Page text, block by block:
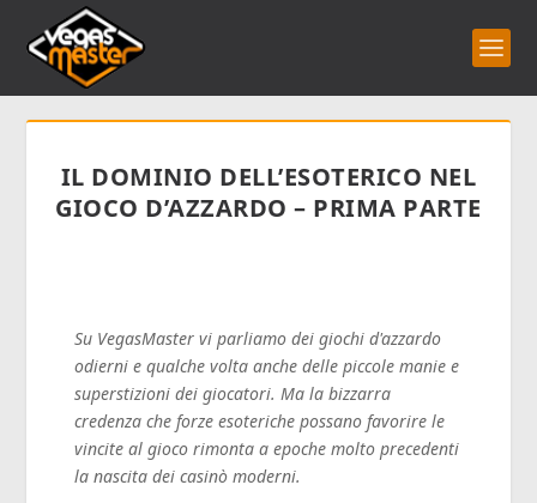
IL DOMINIO DELL’ESOTERICO NEL
GIOCO D’AZZARDO – PRIMA PARTE
Su VegasMaster vi parliamo dei giochi d'azzardo
odierni e qualche volta anche delle piccole manie e
superstizioni dei giocatori. Ma la bizzarra
credenza che forze esoteriche possano favorire le
vincite al gioco rimonta a epoche molto precedenti
la nascita dei casinò moderni.